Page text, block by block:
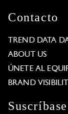
Contacto
TREND DATA
ABOUT US
ÚNETE AL
BRAND